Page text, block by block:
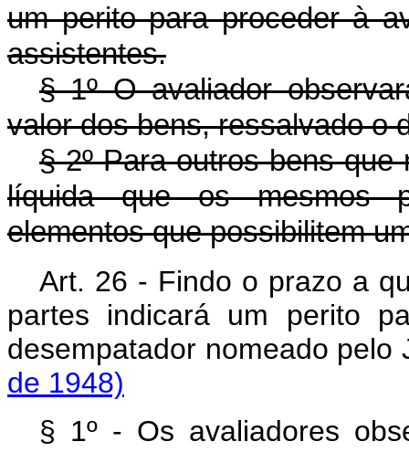
um perito para proceder à
assistentes.
§ 1º O avaliador
valor dos bens, ressalvado o
§ 2º Para outros bens
líquida que os mesmos
elementos que possibilitem
Art. 26 - Findo o prazo a
partes indicará um perito
desempatador nomeado pelo
de 1948)
§ 1º - Os avaliadores